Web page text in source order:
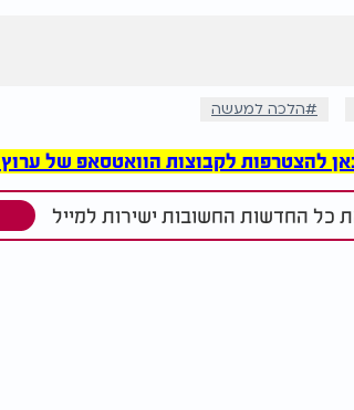
הלכה למעשה
לקבוצות הוואטסאפ של ערוץ 2000 >>>
כל החדשות החשובות ישירות למייל